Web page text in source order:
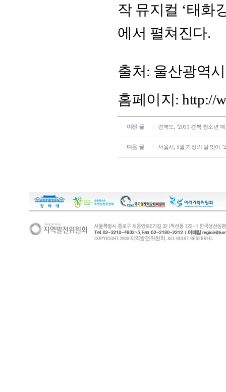
이전 글 경북도, "2011 경북 청소년
다음 글 서울시, 5월 가정의 달 맞아
작 뮤지컬 ‘태화
에서 펼쳐진다.
출처: 울산광역
홈페이지:http://